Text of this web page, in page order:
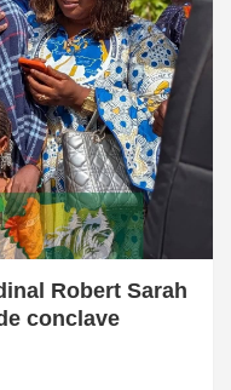
Robert Sarah
conclave